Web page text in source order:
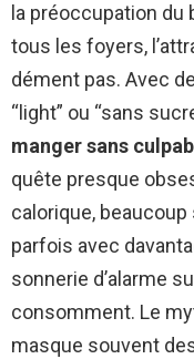
la préoccupation du
tous les foyers,
dément pas. Avec
“light” ou “sans
manger sans
quête presque
calorique,
parfois avec
sonnerie d’alarme
consomment. Le
masque souvent